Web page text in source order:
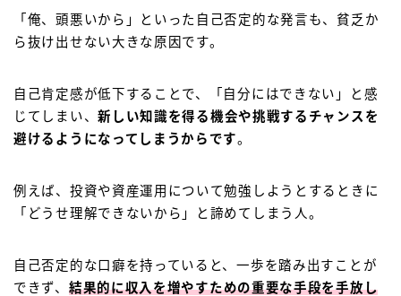
「俺、頭悪いから」といった自己否定的な発言も、貧乏か
ら抜け出せない大きな原因です。
自己肯定感が低下することで、「自分にはできない」と感
じてしまい、新しい知識を得る機会や挑戦するチャンスを
避けるようになってしまうからです。
例えば、投資や資産運用について勉強しようとするときに
「どうせ理解できないから」と諦めてしまう人。
自己否定的な口癖を持っていると、一歩を踏み出すことが
できず、 結果的に収入を増やすための重要な手段を手放し